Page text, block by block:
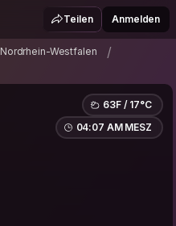
Meerbusch
Teilen Anmelden
Nordrhein-Westfalen /
63F / 17°C
04:07 AM MESZ